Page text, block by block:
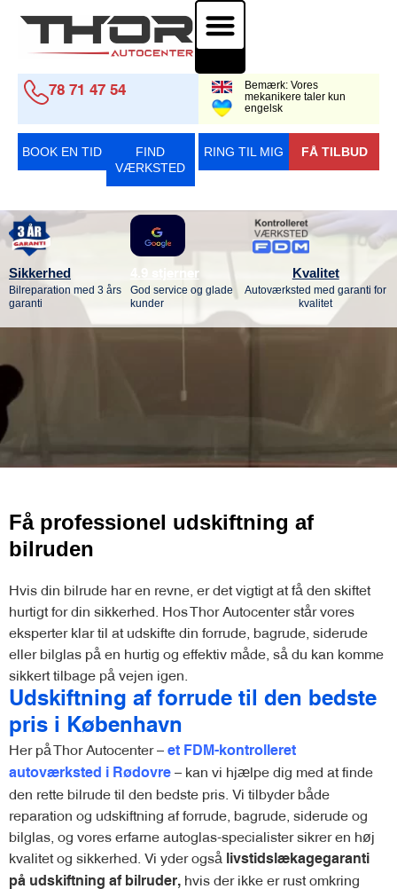
78 71 47 54
Bemærk: Vores
mekanikere taler kun
engelsk
BOOK EN TID
FIND
VÆRKSTED
RING TIL MIG FÅ TILBUD
Sikkerhed
Bilreparation med 3 års
garanti
Kvalitet
Autoværksted med garanti for
kvalitet
4.9 stjerner
God service og glade
kunder
Få professionel udskiftning af
bilruden
Hvis din bilrude har en revne, er det vigtigt at få den skiftet
hurtigt for din sikkerhed. Hos Thor Autocenter står vores
eksperter klar til at udskifte din forrude, bagrude, siderude
eller bilglas på en hurtig og effektiv måde, så du kan komme
sikkert tilbage på vejen igen.
Udskiftning af forrude til den bedste
pris i København
Her på Thor Autocenter – et FDM-kontrolleret
autoværksted i Rødovre – kan vi hjælpe dig med at finde
den rette bilrude til den bedste pris. Vi tilbyder både
reparation og udskiftning af forrude, bagrude, siderude og
bilglas, og vores erfarne autoglas-specialister sikrer en høj
kvalitet og sikkerhed. Vi yder også
livstidslækagegaranti
på udskiftning af bilruder, hvis der ikke er rust omkring